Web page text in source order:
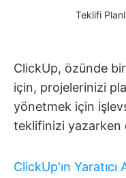
Teklifi
ClickUp, özünde bir
için, projelerinizi
yönetmek için
teklifinizi yazarken
ClickUp'ın